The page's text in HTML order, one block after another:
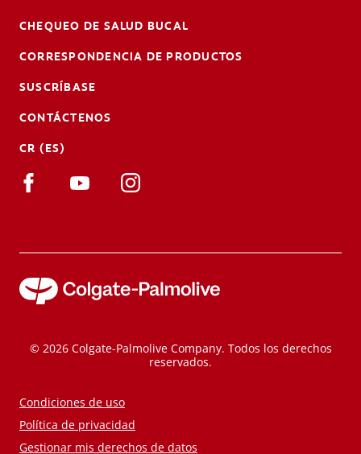
CHEQUEO DE SALUD BUCAL
CORRESPONDENCIA DE PRODUCTOS
SUSCRÍBASE
CONTÁCTENOS
CR (ES)
© 2026 Colgate-Palmolive Company. Todos los derechos
reservados.
Condiciones de uso
Política de privacidad
Gestionar mis derechos de datos